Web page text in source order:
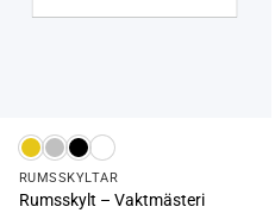
RUMS­SKYLTAR
Rumsskylt – Vaktmästeri